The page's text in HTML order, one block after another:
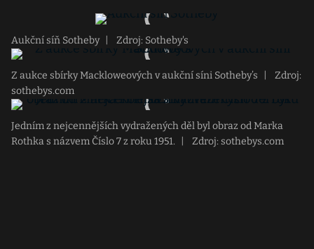
Aukční síň Sotheby Zdroj: Sotheby's
Z aukce sbírky Mackloweových v aukční síni Sotheby’s
Zdroj:
sothebys.com
Jedním z nejcennějších vydražených děl byl obraz od Marka
Rothka s názvem Číslo 7 z roku 1951.
Zdroj: sothebys.com